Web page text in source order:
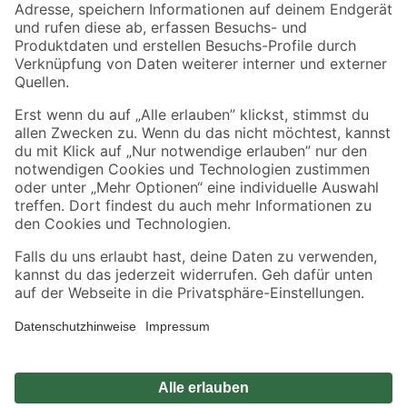
Zahlungsarten Versandarten
Sicher einkaufen
Jetzt die toom-App herunterladen
Alle Preisangaben in EUR inkl. gesetzl. MwSt.. Die dargestellten Angebote sind unter
Umständen nicht in allen Märkten verfügbar. Die angegebenen Verfügbarkeiten beziehen
Produkte nur solange der Vorrat reicht.
*Paketversand ab 59 € versandkostenfrei, gilt nicht für Artikel mit Speditionsversand, hier
Privatsphäre Impressum